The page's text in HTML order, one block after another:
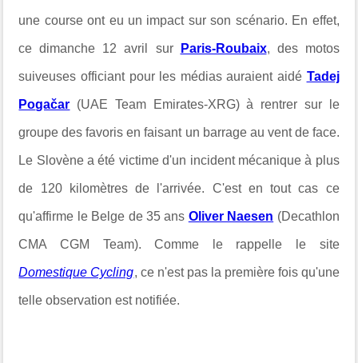
une course ont eu un impact sur son scénario. En effet,
ce dimanche 12 avril sur Paris-Roubaix, des motos
suiveuses officiant pour les médias auraient aidé Tadej
Pogačar (UAE Team Emirates-XRG) à rentrer sur le
groupe des favoris en faisant un barrage au vent de face.
Le Slovène a été victime d'un incident mécanique à plus
de 120 kilomètres de l'arrivée. C'est en tout cas ce
qu'affirme le Belge de 35 ans Oliver Naesen (Decathlon
CMA CGM Team). Comme le rappelle le site
Domestique Cycling, ce n'est pas la première fois qu'une
telle observation est notifiée.